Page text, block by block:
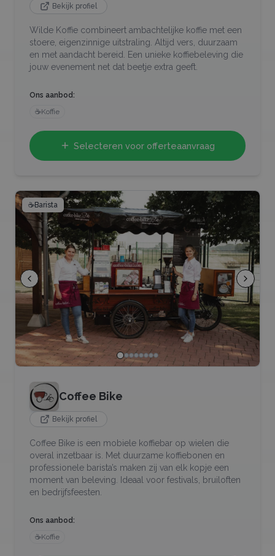
Bekijk profiel
Wilde Koffie combineert ambachtelijke koffie met een
stoere, eigenzinnige uitstraling. Altijd vers, duurzaam
en met aandacht bereid. Een unieke koffiebeleving die
jouw evenement net dat beetje extra geeft.
Ons aanbod:
☕Koffie
Selecteren voor offerteaanvraag
☕Barista
Coffee Bike
Bekijk profiel
Coffee Bike is een mobiele koffiebar op wielen die
overal inzetbaar is. Met duurzame koffiebonen en
professionele barista’s maken zij van elk kopje een
moment van beleving. Ideaal voor festivals, bruiloften
en bedrijfsfeesten.
Ons aanbod:
☕Koffie